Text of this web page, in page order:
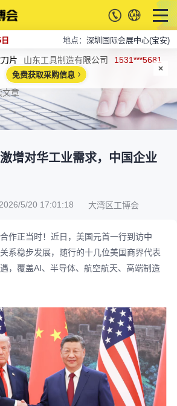
地点： 深圳国际会展中心(宝安)
片 山东工具制造有限公司 1531***5681
免费获取采购信息
文章
增对华工业需求，中国企业
2026/5/20 17:01:18 大湾区工博会
作正当时！近日，美国元首一行到访中
系稳步发展，随行的十几位美国商界代表
，覆盖AI、半导体、航空航天、高端制造